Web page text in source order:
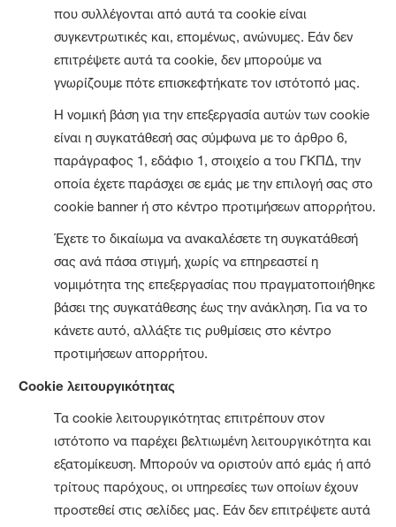
που συλλέγονται από αυτά τα cookie είναι
συγκεντρωτικές και, επομένως, ανώνυμες. Εάν δεν
επιτρέψετε αυτά τα cookie, δεν μπορούμε να
γνωρίζουμε πότε επισκεφτήκατε τον ιστότοπό μας.
Η νομική βάση για την επεξεργασία αυτών των cookie
είναι η συγκατάθεσή σας σύμφωνα με το άρθρο 6,
παράγραφος 1, εδάφιο 1, στοιχείο α του ΓΚΠΔ, την
οποία έχετε παράσχει σε εμάς με την επιλογή σας στο
cookie banner ή στο κέντρο προτιμήσεων απορρήτου.
Έχετε το δικαίωμα να ανακαλέσετε τη συγκατάθεσή
σας ανά πάσα στιγμή, χωρίς να επηρεαστεί η
νομιμότητα της επεξεργασίας που πραγματοποιήθηκε
βάσει της συγκατάθεσης έως την ανάκληση. Για να το
κάνετε αυτό, αλλάξτε τις ρυθμίσεις στο κέντρο
προτιμήσεων απορρήτου.
Cookie λειτουργικότητας
Τα cookie λειτουργικότητας επιτρέπουν στον
ιστότoπο να παρέχει βελτιωμένη λειτουργικότητα και
εξατομίκευση. Μπορούν να οριστούν από εμάς ή από
τρίτους παρόχους, οι υπηρεσίες των οποίων έχουν
προστεθεί στις σελίδες μας. Εάν δεν επιτρέψετε αυτά